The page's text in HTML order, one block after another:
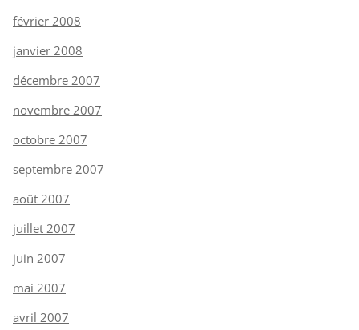
février 2008
janvier 2008
décembre 2007
novembre 2007
octobre 2007
septembre 2007
août 2007
juillet 2007
juin 2007
mai 2007
avril 2007